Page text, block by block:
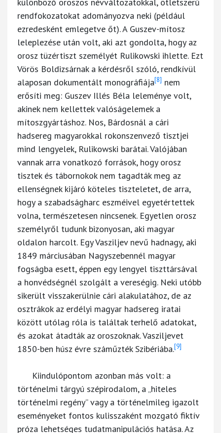
rendfokozatokat adományozva neki (például
ezredesként emlegetve őt). A Guszev-mítosz
leleplezése után volt, aki azt gondolta, hogy az
orosz tüzértiszt személyét Rulikowski ihlette. Ezt
Vörös Boldizsárnak a kérdésről szóló, rendkívül
alaposan dokumentált monográfiája[8] nem
erősíti meg: Guszev Illés Béla leleménye volt,
akinek nem kellettek valóságelemek a
mítoszgyártáshoz. Nos, Bárdosnál a cári
hadsereg magyarokkal rokonszenvező tisztjei
mind lengyelek, Rulikowski barátai. Valójában
vannak arra vonatkozó források, hogy orosz
tisztek és tábornokok nem tagadták meg az
ellenségnek kijáró köteles tiszteletet, de arra,
hogy a szabadságharc eszméivel egyetértettek
volna, természetesen nincsenek. Egyetlen orosz
személyről tudunk bizonyosan, aki magyar
oldalon harcolt. Egy Vasziljev nevű hadnagy, aki
1849 márciusában Nagyszebennél magyar
fogságba esett, éppen egy lengyel tiszttársával
a honvédségnél szolgált a vereségig. Neki utóbb
sikerült visszakerülnie cári alakulatához, de az
osztrákok az erdélyi magyar hadsereg iratai
között utólag róla is találtak terhelő adatokat,
és azokat átadták az oroszoknak. Vasziljevet
1850-ben húsz évre száműzték Szibériába.[9]
Kiindulópontom azonban más volt: a
történelmi tárgyú szépirodalom, a „hiteles
történelmi regény” vagy a történelmileg igazolt
eseményeket fontos kulisszaként mozgató fiktív
próza lehetséges tudatmanipulációs hatása. Az